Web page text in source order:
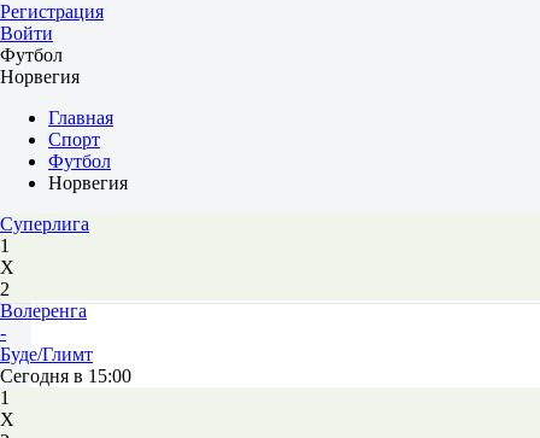
Регистрация
Войти
Футбол
Норвегия
Главная
Спорт
Футбол
Норвегия
Суперлига
1
Х
2
Волеренга
-
Буде/Глимт
Сегодня в 15:00
1
Х